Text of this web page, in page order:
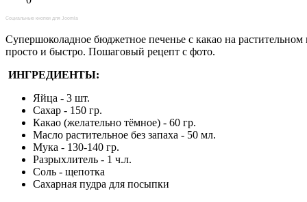
Социальные кнопки для Joomla
Супершоколадное бюджетное печенье с какао на
просто и быстро. Пошаговый рецепт с фото.
ИНГРЕДИЕНТЫ:
Яйца - 3 шт.
Сахар - 150 гр.
Какао (желательно тёмное) - 60 гр.
Масло растительное без запаха - 50 мл.
Мука - 130-140 гр.
Разрыхлитель - 1 ч.л.
Соль - щепотка
Сахарная пудра для посыпки